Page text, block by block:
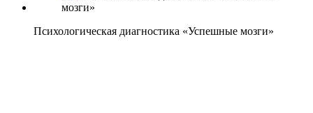
Психологическая диагностика «Успешные мозги»